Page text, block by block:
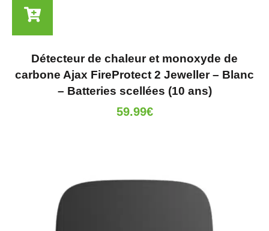
Détecteur de chaleur et monoxyde de
carbone Ajax FireProtect 2 Jeweller – Blanc
– Batteries scellées (10 ans)
59.99€